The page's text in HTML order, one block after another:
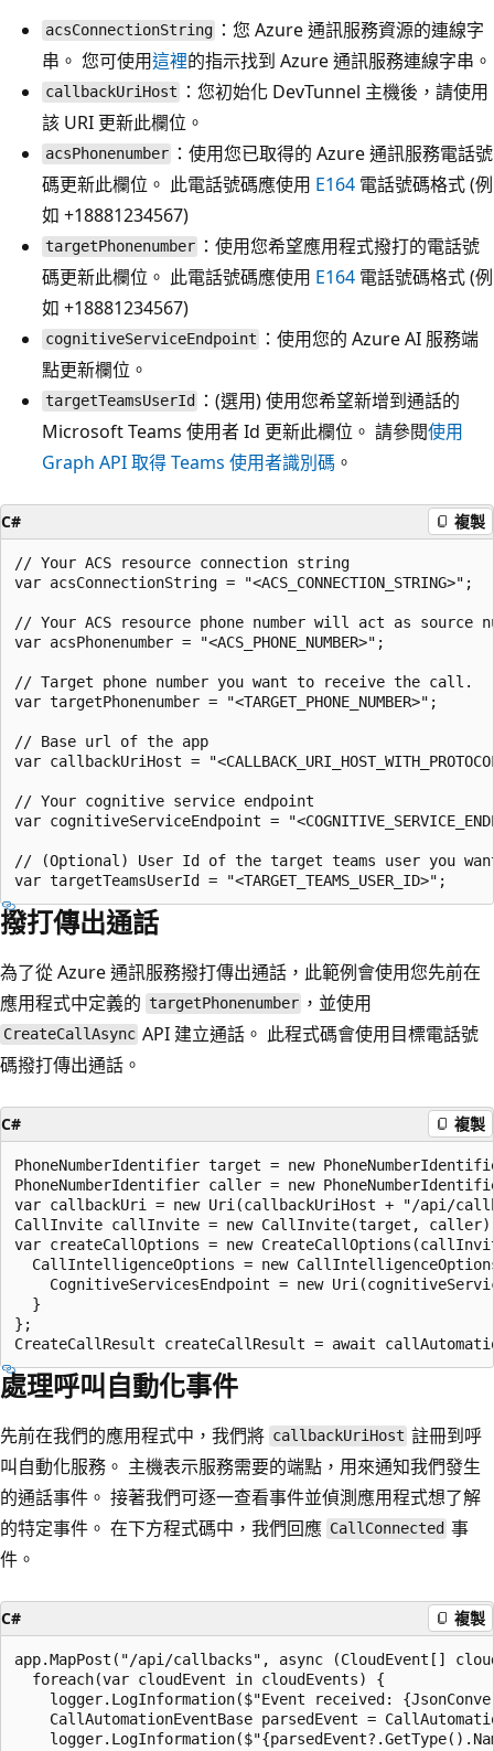
acsConnectionString ：您 Azure 通訊服務資源的連線字
串。 您可使用這裡的指示找到 Azure 通訊服務連線字串。
callbackUriHost
：您初始化 DevTunnel 主機後，請使用
該 URI 更新此欄位。
acsPhonenumber ：使用您已取得的 Azure 通訊服務電話號
碼更新此欄位。 此電話號碼應使用 E164 電話號碼格式 (例
如 +18881234567)
targetPhonenumber ：使用您希望應用程式撥打的電話號
碼更新此欄位。 此電話號碼應使用 E164 電話號碼格式 (例
如 +18881234567)
cognitiveServiceEndpoint
：使用您的 Azure AI 服務端
點更新欄位。
targetTeamsUserId
：(選用) 使用您希望新增到通話的
Microsoft Teams 使用者 Id 更新此欄位。 請參閱使用
Graph API 取得 Teams 使用者識別碼 。
C# 複製
// Your ACS resource connection string
var acsConnectionString = "<ACS_CONNECTION_STRING>";
// Your ACS resource phone number will act as
var acsPhonenumber = "<ACS_PHONE_NUMBER>";
// Target phone number you want to receive the call.
var targetPhonenumber = "<TARGET_PHONE_NUMBER>";
// Base url of the app
var callbackUriHost =
// Your cognitive service endpoint
var cognitiveServiceEndpoint =
// (Optional) User Id of the target teams user you
撥打傳出通話
為了從 Azure 通訊服務撥打傳出通話，此範例會使用您先前在
應用程式中定義的 targetPhonenumber ，並使用
CreateCallAsync API 建立通話。 此程式碼會使用目標電話號
碼撥打傳出通話。
C# 複製
PhoneNumberIdentifier target = new
PhoneNumberIdentifier caller = new
var callbackUri = new Uri(callbackUriHost + "/api/
CallInvite callInvite = new CallInvite(target,
var createCallOptions = new
CallIntelligenceOptions = new
CognitiveServicesEndpoint = new
  }
};
處理呼叫自動化事件
先前在我們的應用程式中，我們將 callbackUriHost 註冊到呼
叫自動化服務。 主機表示服務需要的端點，用來通知我們發生
的通話事件。 接著我們可逐一查看事件並偵測應用程式想了解
的特定事件。 在下方程式碼中，我們回應 CallConnected 事
件。
C# 複製
app.MapPost("/api/callbacks", async (CloudEvent[]
  foreach(var cloudEvent in cloudEvents) {
logger.LogInformation($"Event received:
CallAutomationEventBase parsedEvent =